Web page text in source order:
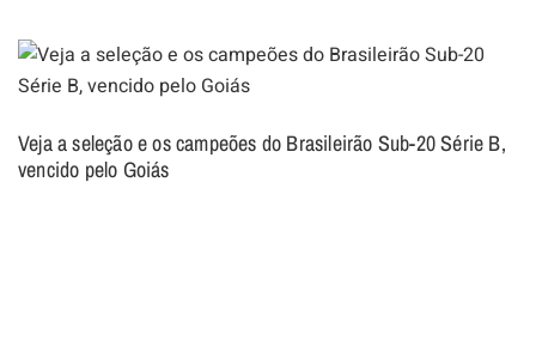
Veja a seleção e os campeões do Brasileirão Sub-20 Série B,
vencido pelo Goiás